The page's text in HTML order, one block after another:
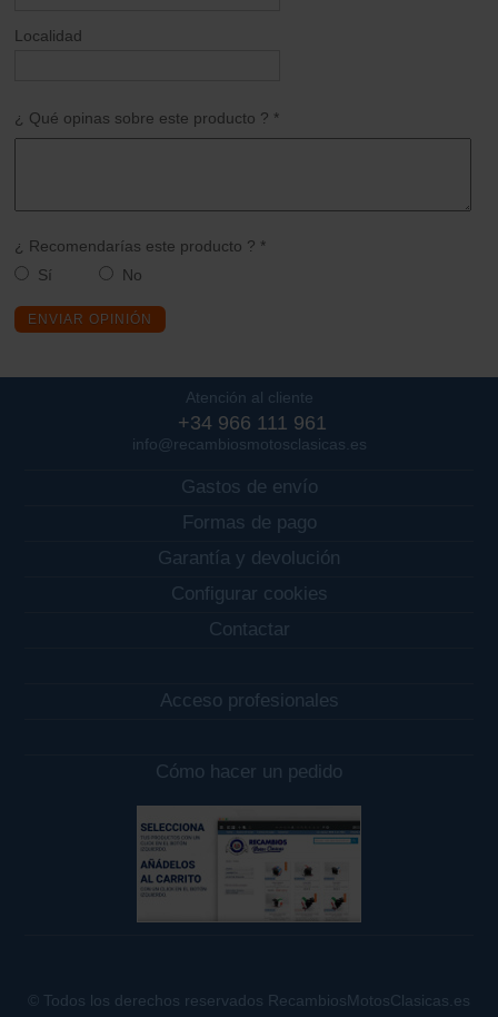
Localidad
¿ Qué opinas sobre este producto ? *
¿ Recomendarías este producto ? *
Sí
No
ENVIAR OPINIÓN
Atención al cliente
+34 966 111 961
info@recambiosmotosclasicas.es
Gastos de envío
Formas de pago
Garantía y devolución
Configurar cookies
Contactar
Acceso profesionales
Cómo hacer un pedido
© Todos los derechos reservados RecambiosMotosClasicas.es